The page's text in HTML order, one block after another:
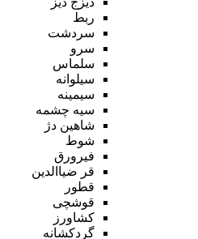
ربط
سردشت
سرو
سلماس
سیلوانه
سیمینه
سیه چشمه
شاهین دژ
شوط
فیرورق
قر ضیاالدین
قطور
قوشچی
کشاورز
گردکشانه